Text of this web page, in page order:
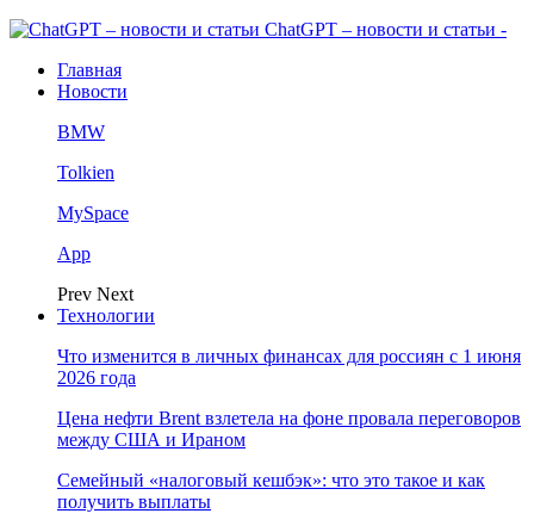
ChatGPT – новости и статьи -
Главная
Новости
BMW
Tolkien
MySpace
App
Prev Next
Технологии
Что изменится в личных финансах для россиян с 1 июня
2026 года
Цена нефти Brent взлетела на фоне провала переговоров
между США и Ираном
Семейный «налоговый кешбэк»: что это такое и как
получить выплаты